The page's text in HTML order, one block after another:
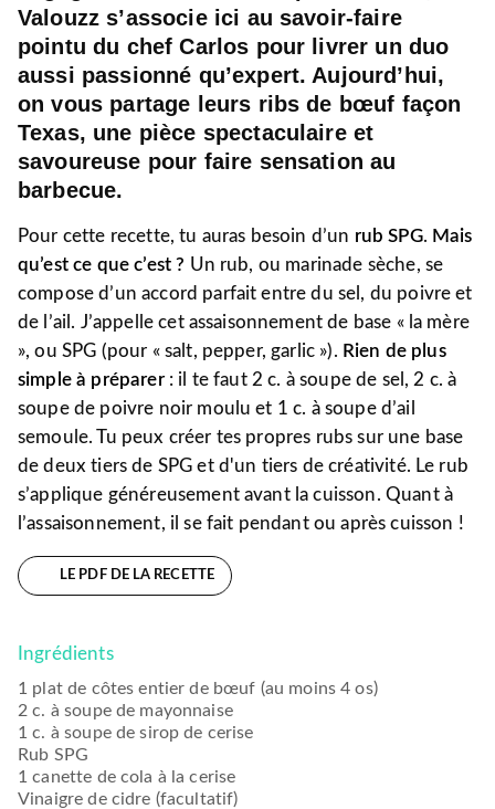
Valouzz s’associe ici au savoir‑faire
pointu du chef Carlos pour livrer un duo
aussi passionné qu’expert. Aujourd’hui,
on vous partage leurs ribs de bœuf façon
Texas, une pièce spectaculaire et
savoureuse pour faire sensation au
barbecue.
Pour cette recette, tu auras besoin d’un rub SPG. Mais
qu’est ce que c’est ? Un rub, ou marinade sèche, se
compose d’un accord parfait entre du sel, du poivre et
de l’ail. J’appelle cet assaisonnement de base « la mère
», ou SPG (pour « salt, pepper, garlic »). Rien de plus
simple à préparer: il te faut 2 c. à soupe de sel, 2 c. à
soupe de poivre noir moulu et 1 c. à soupe d’ail
semoule. Tu peux créer tes propres rubs sur une base
de deux tiers de SPG et d'un tiers de créativité. Le rub
s’applique généreusement avant la cuisson. Quant à
l’assaisonnement, il se fait pendant ou après cuisson !
LE PDF DE LA RECETTE
Ingrédients
1 plat de côtes entier de bœuf (au moins 4 os)
2 c. à soupe de mayonnaise
1 c. à soupe de sirop de cerise
Rub SPG
1 canette de cola à la cerise
Vinaigre de cidre (facultatif)